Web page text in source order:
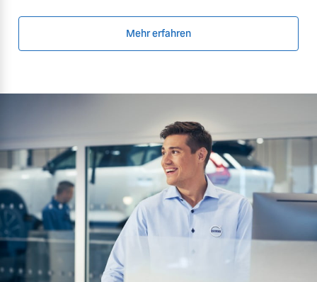
Mehr erfahren